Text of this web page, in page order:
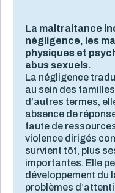
La maltraitance
négligence, les
physiques et
abus sexuels.
La négligence
au sein des
d’autres termes,
absence de
faute de
violence dirigés
survient tôt, plus
importantes. Elle
développement du
problèmes